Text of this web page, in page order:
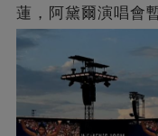
蓮，阿黛爾演唱會